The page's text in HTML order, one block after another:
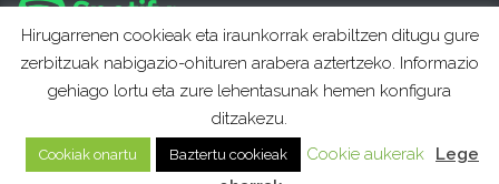
Hirugarrenen cookieak eta iraunkorrak erabiltzen ditugu gure
zerbitzuak nabigazio-ohituren arabera aztertzeko. Informazio
gehiago lortu eta zure lehentasunak hemen konfigura
ditzakezu.
Cookiak onartu Baztertu cookieak Cookie aukerak
Lege